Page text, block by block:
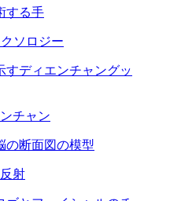
ソロジー
チャン
射